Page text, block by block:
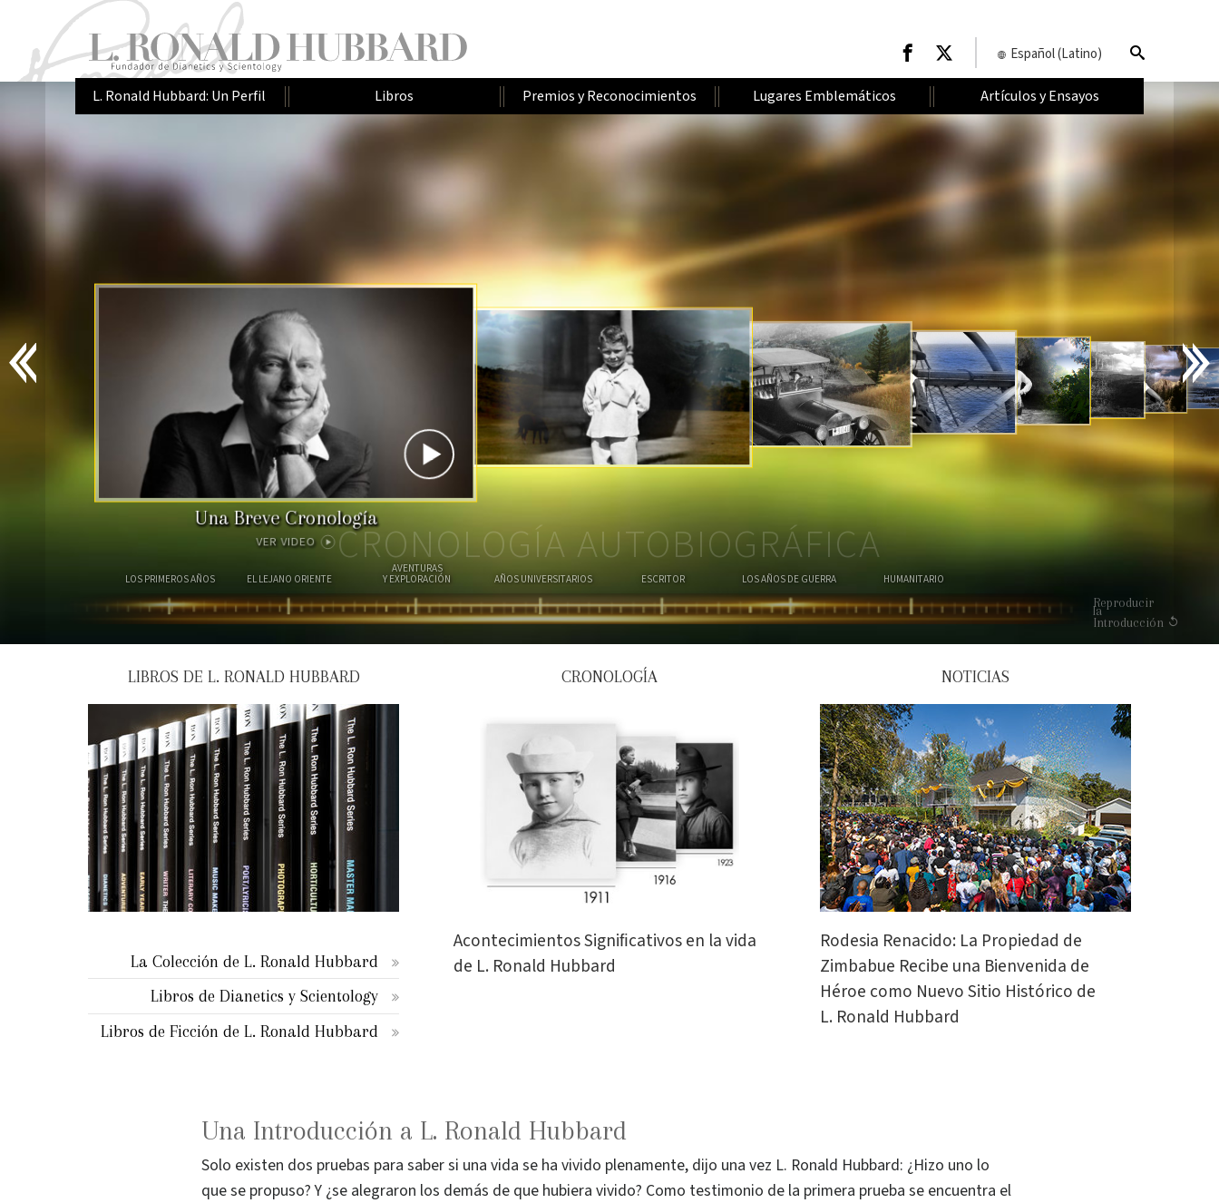
Español (Latino)
L. Ronald Hubbard: Un Perfil Libros Premios y Reconocimientos Lugares Emblemáticos Artículos y Ensayos
Una Breve Cronología
VER VIDEO
N
T
R
C
C
I
Ó
N
H
U
T
A
R
I
O
L
O
Ñ
S
E
G
U
E
R
A
E
S
R
U
E
A
T
R
E
R
O
E
A
N
O
O
N
T
A
Ñ
O
S
CRONOLOGÍA AUTOBIOGRÁFICA
LOS PRIMEROS AÑOS EL LEJANO ORIENTE
AVENTURAS
Y EXPLORACIÓN
AÑOS UNIVERSITARIOS ESCRITOR LOS AÑOS DE GUERRA
HUMANITARIO
Reproducir
la
Introducción
LIBROS DE L. RONALD HUBBARD
La Colección de L. Ronald Hubbard
Libros de Dianetics y Scientology
Libros de Ficción de L. Ronald Hubbard
CRONOLOGÍA
Acontecimientos Signiﬁcativos en la vida
de L. Ronald Hubbard
NOTICIAS
Rodesia Renacido: La Propiedad de
Zimbabue Recibe una Bienvenida de
Héroe como Nuevo Sitio Histórico de
L. Ronald Hubbard
Una Introducción a L. Ronald Hubbard
Solo existen dos pruebas para saber si una vida se ha vivido plenamente, dijo una vez L. Ronald Hubbard: ¿Hizo uno lo
que se propuso? Y ¿se alegraron los demás de que hubiera vivido? Como testimonio de la primera prueba se encuentra el